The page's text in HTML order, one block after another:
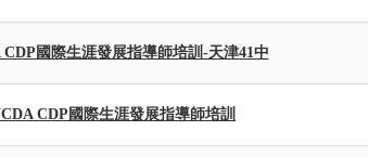
國際生涯發展指導師培訓-天津41中
CDP國際生涯發展指導師培訓